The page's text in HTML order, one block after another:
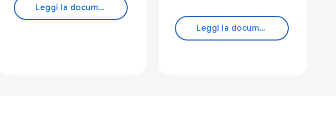
Leggi la documentazione
Leggi la documentazione